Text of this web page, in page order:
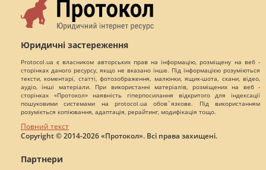
Юридичні застереження
Protocol.ua є власником авторських прав на інформацію, розміщену на веб -
сторінках даного ресурсу, якщо не вказано інше. Під інформацією розуміються
тексти, коментарі, статті, фотозображення, малюнки, ящик-шота, скани, відео,
аудіо, інші матеріали. При використанні матеріалів, розміщених на веб -
сторінках «Протокол» наявність гіперпосилання відкритого для індексації
пошуковими системами на protocol.ua обов`язкове. Під використанням
розуміється копіювання, адаптація, рерайтинг, модифікація тощо.
Повний текст
Copyright © 2014-2026 «Протокол». Всі права захищені.
Партнери